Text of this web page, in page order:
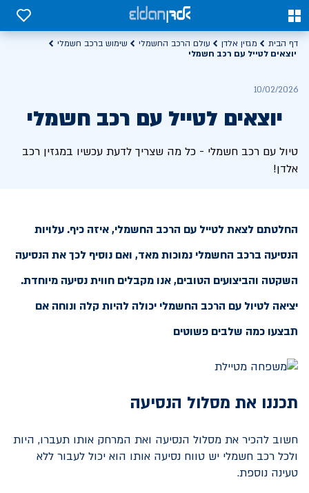
0
0
דף הבית מגזין אלדן עולם הרכב החשמלי
שימוש ברכב חשמלי
יוצאים לטייל עם רכב חשמלי
10/02/2026
יוצאים לטייל עם רכב חשמלי
טיול עם רכב חשמלי - כל מה שצריך לדעת עכשיו במגזין רכב
אלדן!
החלטתם לצאת לטייל עם הרכב החשמלי, איזה כיף. עלויות
הנסיעה ברכב החשמלי נמוכות מאד, ואם נוסיף לכך את הנסיעה
השקטה והביצועים הטובים, אנו מקבלים חווית נסיעה מיוחדת.
יציאה לטיול עם הרכב החשמלי יכולה להיות קלה ונוחה אם
תבצעו כמה שלבים פשוטים
תכננו את מסלול הנסיעה
חשוב להכיר את מסלול הנסיעה ואת המרחק אותו תעברו, היות
ולכל רכב חשמלי יש טווח נסיעה אותו הוא יכול לעבור ללא
טעינה נוספת.